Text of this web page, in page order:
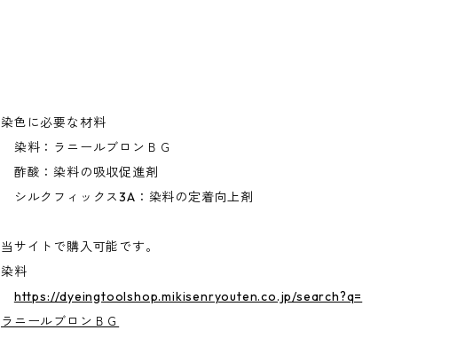
染色に必要な材料
染料：ラニールブロンＢＧ
酢酸：染料の吸収促進剤
シルクフィックス3A：染料の定着向上剤
当サイトで購入可能です。
染料
https://dyeingtoolshop.mikisenryouten.co.jp/search?q=
ラニールブロンＢＧ